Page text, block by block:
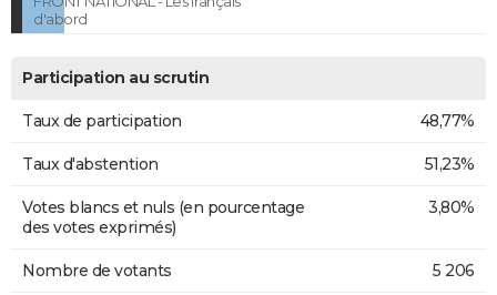
d'abord
Participation au scrutin
Taux de participation 48,77%
Taux d'abstention 51,23%
Votes blancs et nuls (en pourcentage
des votes exprimés)
3,80%
Nombre de votants 5 206